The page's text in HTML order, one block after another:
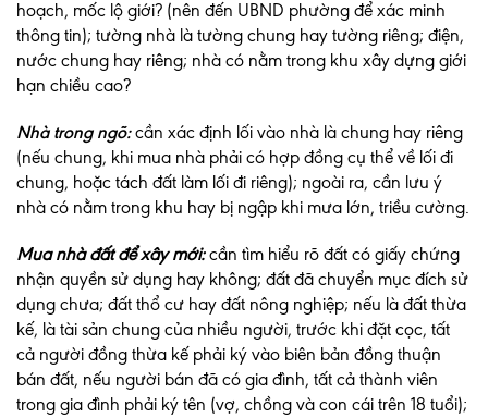
hoạch, mốc lộ giới? (nên đến UBND phường để xác minh
thông tin); tường nhà là tường chung hay tường riêng; điện,
nước chung hay riêng; nhà có nằm trong khu xây dựng giới
hạn chiều cao?
Nhà trong ngõ:cần xác định lối vào nhà là chung hay riêng
(nếu chung, khi mua nhà phải có hợp đồng cụ thể về lối đi
chung, hoặc tách đất làm lối đi riêng); ngoài ra, cần lưu ý
nhà có nằm trong khu hay bị ngập khi mưa lớn, triều cường.
Mua nhà đất để xây mới:cần tìm hiểu rõ đất có giấy chứng
nhận quyền sử dụng hay không; đất đã chuyển mục đích sử
dụng chưa; đất thổ cư hay đất nông nghiệp; nếu là đất thừa
kế, là tài sản chung của nhiều người, trước khi đặt cọc, tất
cả người đồng thừa kế phải ký vào biên bản đồng thuận
bán đất, nếu người bán đã có gia đình, tất cả thành viên
trong gia đình phải ký tên (vợ, chồng và con cái trên 18 tuổi);